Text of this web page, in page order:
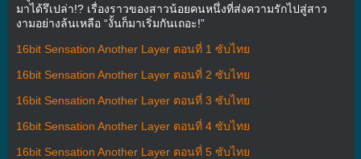
มาได้รึเปล่า!? เรื่องราวของสาวน้อยคนหนึ่งที่ส่งความรักไปสู่สาว
งามอย่างล้นเหลือ “งั้นก็มาเริ่มกันเถอะ!”
16bit Sensation Another Layer ตอนที่ 1 ซับไทย
16bit Sensation Another Layer ตอนที่ 2 ซับไทย
16bit Sensation Another Layer ตอนที่ 3 ซับไทย
16bit Sensation Another Layer ตอนที่ 4 ซับไทย
16bit Sensation Another Layer ตอนที่ 5 ซับไทย